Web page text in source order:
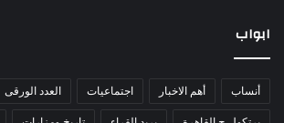
ابواب
أنساب أهم الاخبار اجتماعيات العدد الورقى